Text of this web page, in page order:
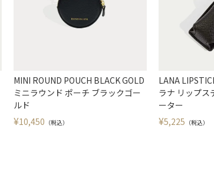
MINI ROUND POUCH BLACK GOLD
ミニラウンド ポーチ ブラックゴー
ルド
¥10,450 （税込）
LANA
ラナ リップス
ーター
¥5,225 （税込）